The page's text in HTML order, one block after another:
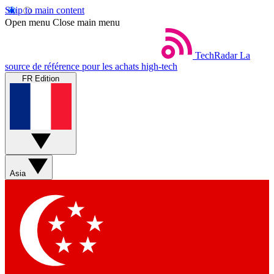
Skip to main content
Open menu Close main menu
TechRadar La
source de référence pour les achats high-tech
FR Edition
Asia